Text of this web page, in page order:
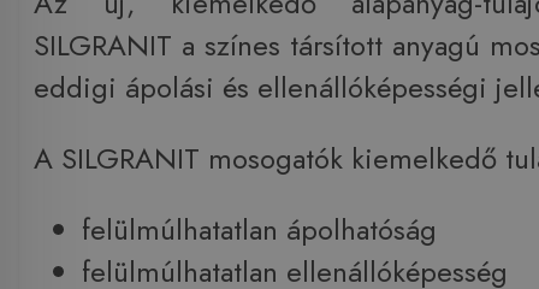
SILGRANIT a színes társított anyagú
eddigi ápolási és ellenállóképességi
A SILGRANIT mosogatók kiemelkedő
felülmúlhatatlan ápolhatóság
felülmúlhatatlan ellenállóképesség